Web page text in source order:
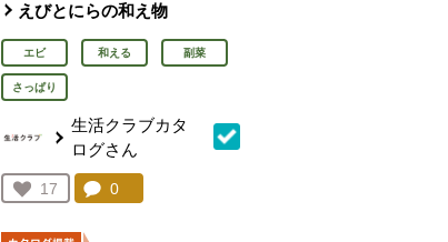
えびとにらの和え物
エビ 和える 副菜
さっぱり
生活クラブカタ
ログさん
お気に入り登録：
17
人が登録
コメント：
0件。コメントを見る。